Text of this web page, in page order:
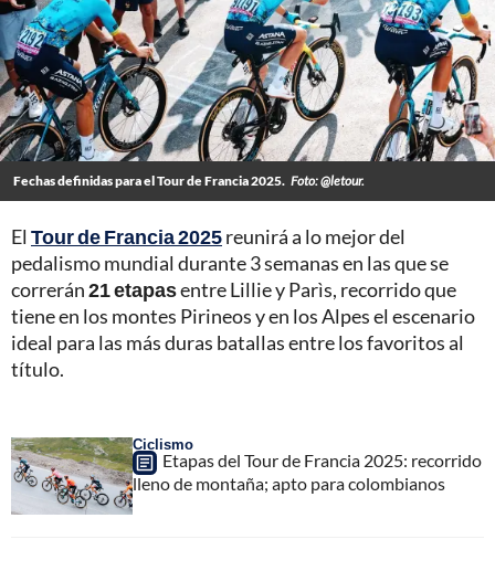
Fechas definidas para el Tour de Francia 2025. Foto: @letour.
El Tour de Francia 2025reunirá a lo mejor del
pedalismo mundial durante 3 semanas en las que se
correrán21 etapasentre Lillie y Parìs, recorrido que
tiene en los montes Pirineos y en los Alpes el escenario
ideal para las más duras batallas entre los favoritos al
título.
Ciclismo
Etapas del Tour de Francia 2025: recorrido
lleno de montaña; apto para colombianos